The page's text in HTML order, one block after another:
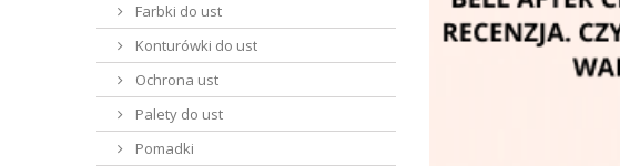
Farbki do ust
Konturówki do ust
Ochrona ust
Palety do ust
Pomadki